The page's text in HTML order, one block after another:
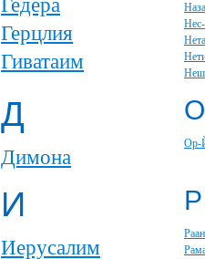
Герцлия
Гиватаим
Д
Димона
О
Ор-
И
Иерусалим
Р